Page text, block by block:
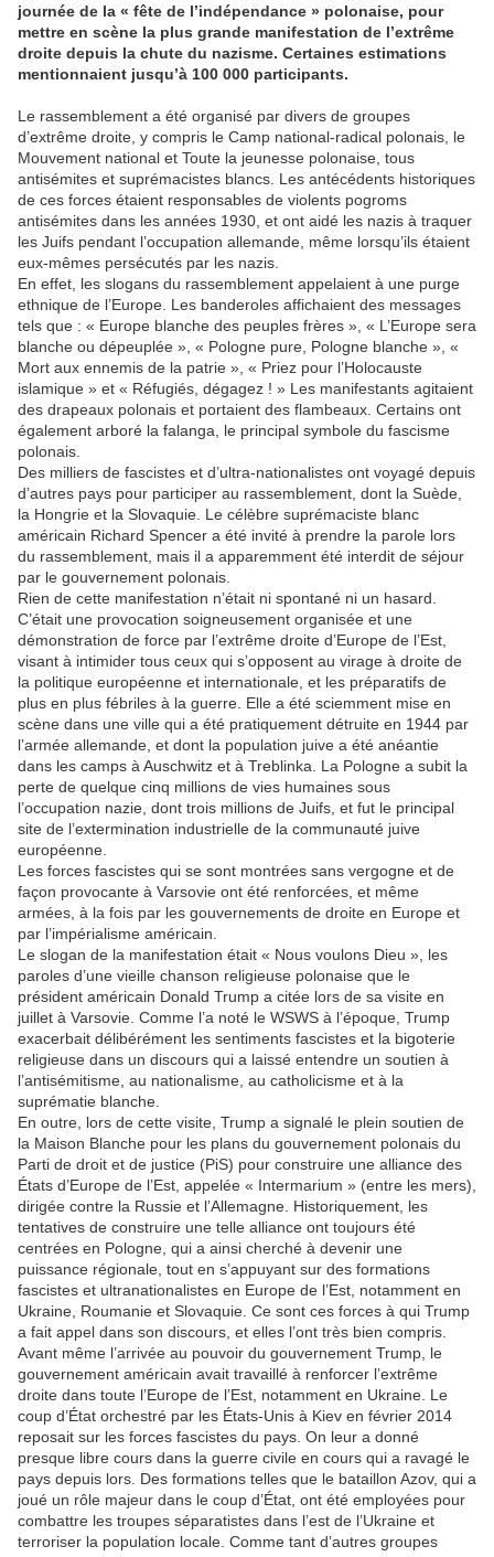
journée de la « fête de l’indépendance » polonaise, pour
mettre en scène la plus grande manifestation de l’extrême
droite depuis la chute du nazisme. Certaines estimations
mentionnaient jusqu’à 100 000 participants.
Le rassemblement a été organisé par divers de groupes
d’extrême droite, y compris le Camp national-radical polonais, le
Mouvement national et Toute la jeunesse polonaise, tous
antisémites et suprémacistes blancs. Les antécédents historiques
de ces forces étaient responsables de violents pogroms
antisémites dans les années 1930, et ont aidé les nazis à traquer
les Juifs pendant l’occupation allemande, même lorsqu’ils étaient
eux-mêmes persécutés par les nazis.
En effet, les slogans du rassemblement appelaient à une purge
ethnique de l’Europe. Les banderoles affichaient des messages
tels que : « Europe blanche des peuples frères », « L’Europe sera
blanche ou dépeuplée », « Pologne pure, Pologne blanche », «
Mort aux ennemis de la patrie », « Priez pour l’Holocauste
islamique » et « Réfugiés, dégagez ! » Les manifestants agitaient
des drapeaux polonais et portaient des flambeaux. Certains ont
également arboré la falanga, le principal symbole du fascisme
polonais.
Des milliers de fascistes et d’ultra-nationalistes ont voyagé depuis
d’autres pays pour participer au rassemblement, dont la Suède,
la Hongrie et la Slovaquie. Le célèbre suprémaciste blanc
américain Richard Spencer a été invité à prendre la parole lors
du rassemblement, mais il a apparemment été interdit de séjour
par le gouvernement polonais.
Rien de cette manifestation n’était ni spontané ni un hasard.
C’était une provocation soigneusement organisée et une
démonstration de force par l’extrême droite d’Europe de l’Est,
visant à intimider tous ceux qui s’opposent au virage à droite de
la politique européenne et internationale, et les préparatifs de
plus en plus fébriles à la guerre. Elle a été sciemment mise en
scène dans une ville qui a été pratiquement détruite en 1944 par
l’armée allemande, et dont la population juive a été anéantie
dans les camps à Auschwitz et à Treblinka. La Pologne a subit la
perte de quelque cinq millions de vies humaines sous
l’occupation nazie, dont trois millions de Juifs, et fut le principal
site de l’extermination industrielle de la communauté juive
européenne.
Les forces fascistes qui se sont montrées sans vergogne et de
façon provocante à Varsovie ont été renforcées, et même
armées, à la fois par les gouvernements de droite en Europe et
par l’impérialisme américain.
Le slogan de la manifestation était « Nous voulons Dieu », les
paroles d’une vieille chanson religieuse polonaise que le
président américain Donald Trump a citée lors de sa visite en
juillet à Varsovie. Comme l’a noté le WSWS à l’époque, Trump
exacerbait délibérément les sentiments fascistes et la bigoterie
religieuse dans un discours qui a laissé entendre un soutien à
l’antisémitisme, au nationalisme, au catholicisme et à la
suprématie blanche.
En outre, lors de cette visite, Trump a signalé le plein soutien de
la Maison Blanche pour les plans du gouvernement polonais du
Parti de droit et de justice (PiS) pour construire une alliance des
États d’Europe de l’Est, appelée « Intermarium » (entre les mers),
dirigée contre la Russie et l’Allemagne. Historiquement, les
tentatives de construire une telle alliance ont toujours été
centrées en Pologne, qui a ainsi cherché à devenir une
puissance régionale, tout en s’appuyant sur des formations
fascistes et ultranationalistes en Europe de l’Est, notamment en
Ukraine, Roumanie et Slovaquie. Ce sont ces forces à qui Trump
a fait appel dans son discours, et elles l’ont très bien compris.
Avant même l’arrivée au pouvoir du gouvernement Trump, le
gouvernement américain avait travaillé à renforcer l’extrême
droite dans toute l’Europe de l’Est, notamment en Ukraine. Le
coup d’État orchestré par les États-Unis à Kiev en février 2014
reposait sur les forces fascistes du pays. On leur a donné
presque libre cours dans la guerre civile en cours qui a ravagé le
pays depuis lors. Des formations telles que le bataillon Azov, qui a
joué un rôle majeur dans le coup d’État, ont été employées pour
combattre les troupes séparatistes dans l’est de l’Ukraine et
terroriser la population locale. Comme tant d’autres groupes